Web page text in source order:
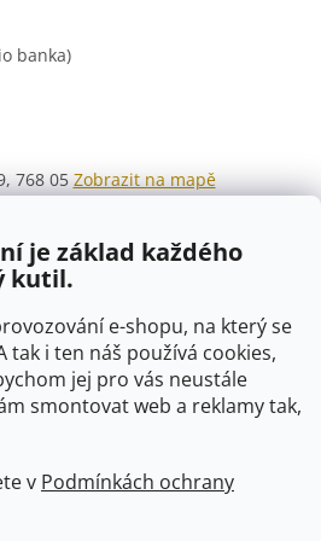
je základ každého
kutil.
e-shopu, na který se
tak i ten náš používá cookies,
jej pro vás neustále
smontovat web a reklamy tak,
v Podmínkách ochrany
banka)
768 05 Zobrazit na mapě